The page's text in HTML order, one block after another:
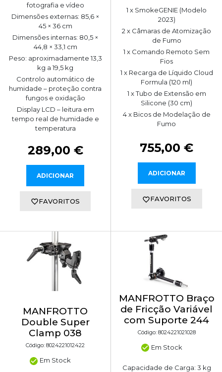
fotografia e vídeo
Dimensões externas: 85,6 ×
45 × 36 cm
Dimensões internas: 80,5 ×
44,8 × 33,1 cm
Peso: aproximadamente 13,3
kg a 19,5 kg
Controlo automático de
humidade – proteção contra
fungos e oxidação
Display LCD – leitura em
tempo real de humidade e
temperatura
289,00 €
ADICIONAR
FAVORITOS
1 x SmokeGENIE (Modelo
2023)
2 x Câmaras de Atomização
de Fumo
1 x Comando Remoto Sem
Fios
1 x Recarga de Líquido Cloud
Formula (120 ml)
1 x Tubo de Extensão em
Silicone (30 cm)
4 x Bicos de Modelação de
Fumo
755,00 €
ADICIONAR
FAVORITOS
MANFROTTO
Double Super
Clamp 038
Código: 8024221012422
Em Stock
MANFROTTO Braço
de Fricção Variável
com Suporte 244
Código: 8024221021028
Em Stock
Capacidade de Carga: 3 kg